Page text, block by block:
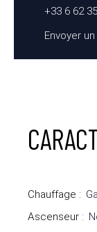
+33 6 62
Envoyer
Chauffage :
Ascenseur :